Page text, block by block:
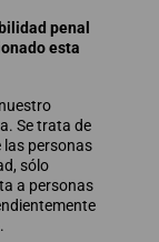
penal
esta
Se trata de
las personas
sólo
a personas